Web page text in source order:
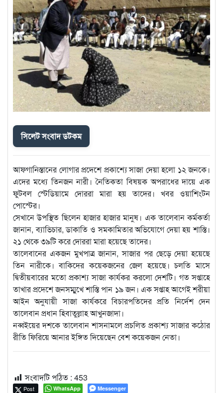
সিলেট সংবাদ ডটকম
আফগানিস্তানের লোগার প্রদেশে প্রকাশ্যে সাজা দেয়া হলো ১২ জনকে।
এদের মধ্যে তিনজন নারী। নৈতিকতা বিষয়ক অপরাধের দায়ে এক
ফুটবল স্টেডিয়ামে দোররা মারা হয় তাদের। খবর ওয়াশিংটন
পোস্টের।
সেখানে উপস্থিত ছিলেন হাজার হাজার মানুষ। এক তালেবান কর্মকর্তা
জানান, ব্যাভিচার, ডাকাতি ও সমকামিতার অভিযোগে দেয়া হয় শাস্তি।
২১ থেকে ৩৯টি করে দোররা মারা হয়েছে তাদের।
তালেবানের একজন মুখপাত্র জানান, সাজার পর ছেড়ে দেয়া হয়েছে
তিন নারীকে। বাকিদের কয়েকজনের জেল হয়েছে। চলতি মাসে
দ্বিতীয়বারের মতো প্রকাশ্য সাজা কার্যকর করলো দেশটি। গত সপ্তাহে
তাখার প্রদেশে জনসম্মুখে শাস্তি পান ১৯ জন। এক সপ্তাহ আগেই শরীয়া
আইন অনুযায়ী সাজা কার্যকরে বিচারপতিদের প্রতি নির্দেশ দেন
তালেবান প্রধান হিবাতুল্লাহ আখুনজাদা।
নব্বইয়ের দশকে তালেবান শাসনামলে প্রচলিত প্রকাশ্য সাজার কঠোর
রীতি ফিরিয়ে আনার ইঙ্গিত দিয়েছেন বেশ কয়েকজন নেতা।
সংবাদটি পঠিত : 453
Post WhatsApp Messenger